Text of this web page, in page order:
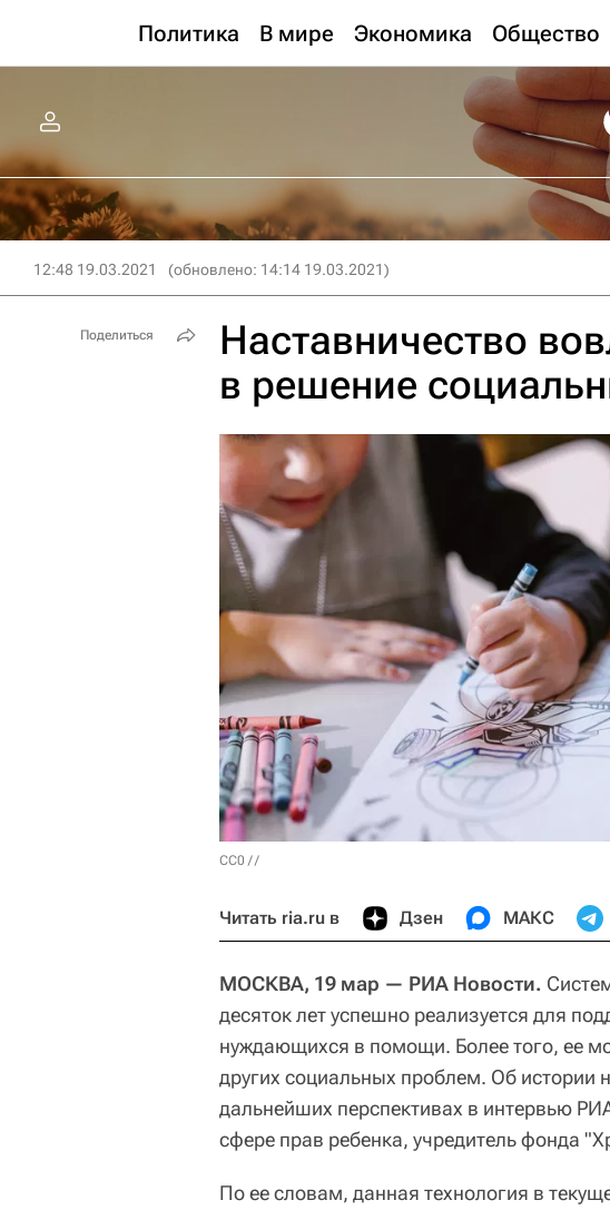
Политика В мире Экономика Общество
12:48 19.03.2021 (обновлено: 14:14 19.03.2021)
Наставничество
в решение
CC0 / /
Читать ria.ru в Дзен МАКС
МОСКВА, 19 мар — РИА Новости.
десяток лет успешно реализуется для
нуждающихся в помощи. Более того, ее
других социальных проблем. Об истории
дальнейших перспективах в интервью
сфере прав ребенка, учредитель фонда
По ее словам, данная технология в
Поделиться